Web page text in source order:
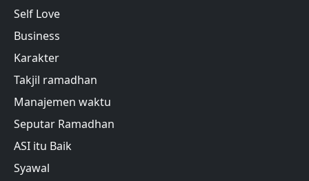
Self Love
Business
Karakter
Takjil ramadhan
Manajemen waktu
Seputar Ramadhan
ASI itu Baik
Syawal